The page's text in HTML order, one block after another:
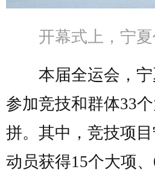
开幕式上，宁
本届全运会，宁
参加竞技和群体33
拼。其中，竞技项
动员获得15个大项